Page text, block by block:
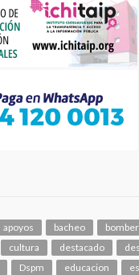
apoyos bacheo
cultura destacado
Dspm educacion